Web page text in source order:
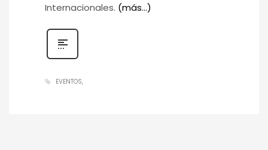
Internacionales. (más…)
EVENTOS